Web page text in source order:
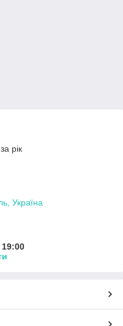
рік
Україна